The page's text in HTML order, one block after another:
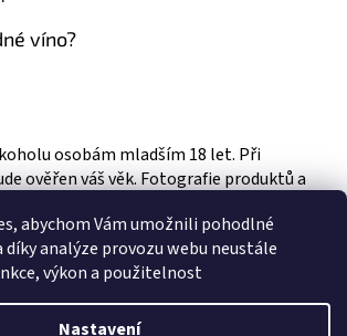
abychom Vám umožnili pohodlné
analýze provozu webu neustále
výkon a použitelnost
Nastavení
víno?
osobám mladším 18 let. Při
ověřen váš věk. Fotografie produktů a